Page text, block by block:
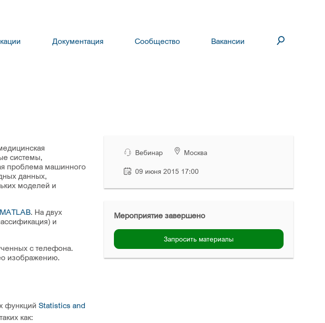
Документация Сообщество Вакансии
Вебинар Москва
09 июня 2015 17:00
Мероприятие завершено
Запросить материалы
системы,
проблема машинного
данных,
моделей и
MATLAB. На двух
и
с телефона.
изображению.
функций Statistics and
как: